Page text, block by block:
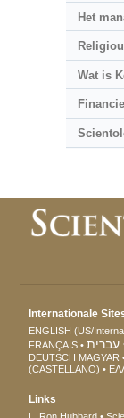
Het
Wat is
Internationale
ENGLISH (US/
FRANÇAIS
עברית
DEUTSCH MAGYAR
(CASTELLANO)
Links
L. Ron Hubbard